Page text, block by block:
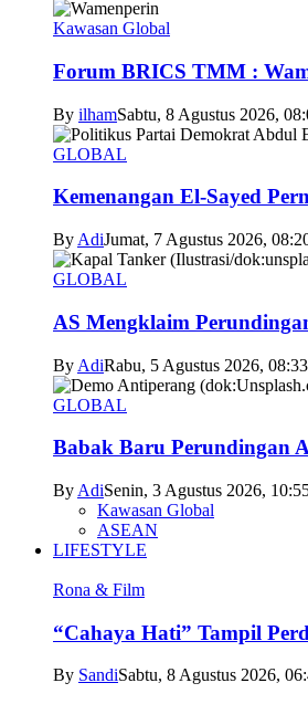
Kawasan Global
Forum BRICS TMM :
By ilhamSabtu, 8 Agustus 2026,
GLOBAL
Kemenangan El-Sayed
By AdiJumat, 7 Agustus 2026,
GLOBAL
AS Mengklaim
By AdiRabu, 5 Agustus 2026, 08:33
GLOBAL
Babak Baru Perundingan
By AdiSenin, 3 Agustus 2026,
Kawasan Global
ASEAN
LIFESTYLE
Rona & Film
“Cahaya Hati” Tampil
By SandiSabtu, 8 Agustus 2026,